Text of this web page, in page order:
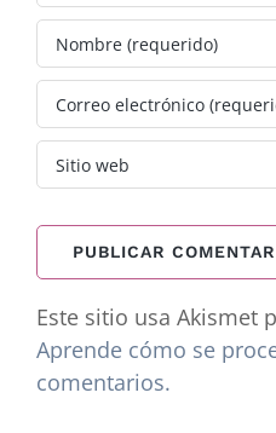
Este sitio usa Akismet
Aprende cómo se
comentarios.